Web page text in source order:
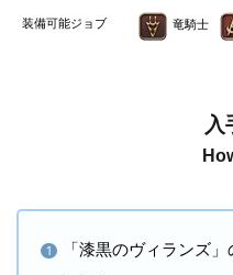
装備可能ジョブ 竜騎士
入
1
「漆黒のヴィランズ